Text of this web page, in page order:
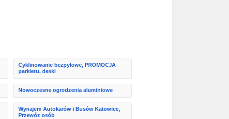
Cyklinowanie bezpyłowe, PROMOCJA
parkietu, deski
Nowoczesne ogrodzenia aluminiowe
Wynajem Autokarów i Busów Katowice,
Przewóz osób